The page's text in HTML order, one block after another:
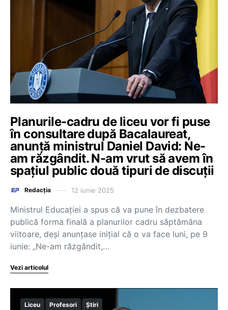
Planurile-cadru de liceu vor fi puse
în consultare după Bacalaureat,
anunță ministrul Daniel David: Ne-
am răzgândit. N-am vrut să avem în
spațiul public două tipuri de discuții
Redacția 12 iunie 2025
Ministrul Educației a spus că va pune în dezbatere
publică forma finală a planurilor cadru săptămâna
viitoare, deși anunțase inițial că o va face luni, pe 9
iunie: „Ne-am răzgândit,…
Vezi articolul
Liceu Profesori Știri